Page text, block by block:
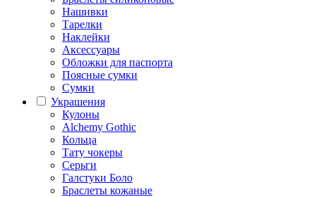
Нашивки
Тарелки
Наклейки
Аксессуары
Обложки для паспорта
Поясные сумки
Сумки
Украшения
Кулоны
Alchemy Gothic
Кольца
Тату чокеры
Серьги
Галстуки Боло
Браслеты кожаные